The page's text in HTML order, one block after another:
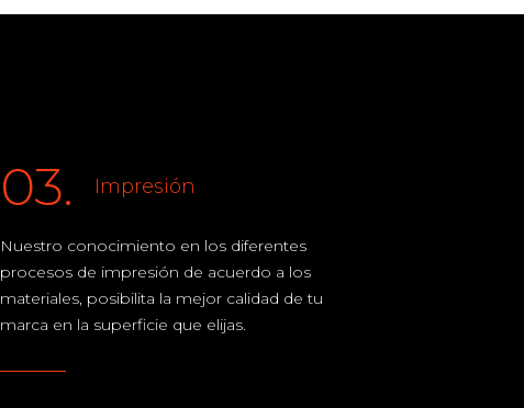
03. Impresión
Nuestro conocimiento en los diferentes
procesos de impresión de acuerdo a los
materiales, posibilita la mejor calidad de tu
marca en la superficie que elijas.